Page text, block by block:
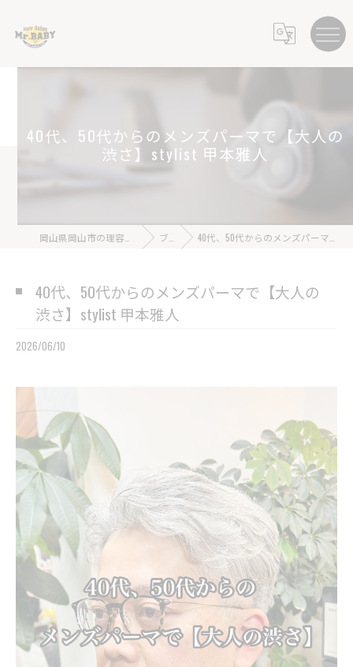
40代、50代からのメンズパーマで【大人の
渋さ】stylist 甲本雅人
ブログ 40代、50代からのメンズパーマで【大人の渋さ】stylist 甲本雅人
40代、50代からのメンズパーマで【大人の
渋さ】stylist 甲本雅人
2026/06/10